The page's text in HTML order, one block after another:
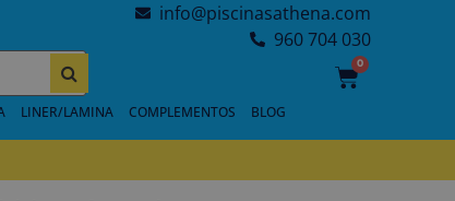
info@piscinasathena.com
960 704 030
0
LINER/LAMINA COMPLEMENTOS BLOG